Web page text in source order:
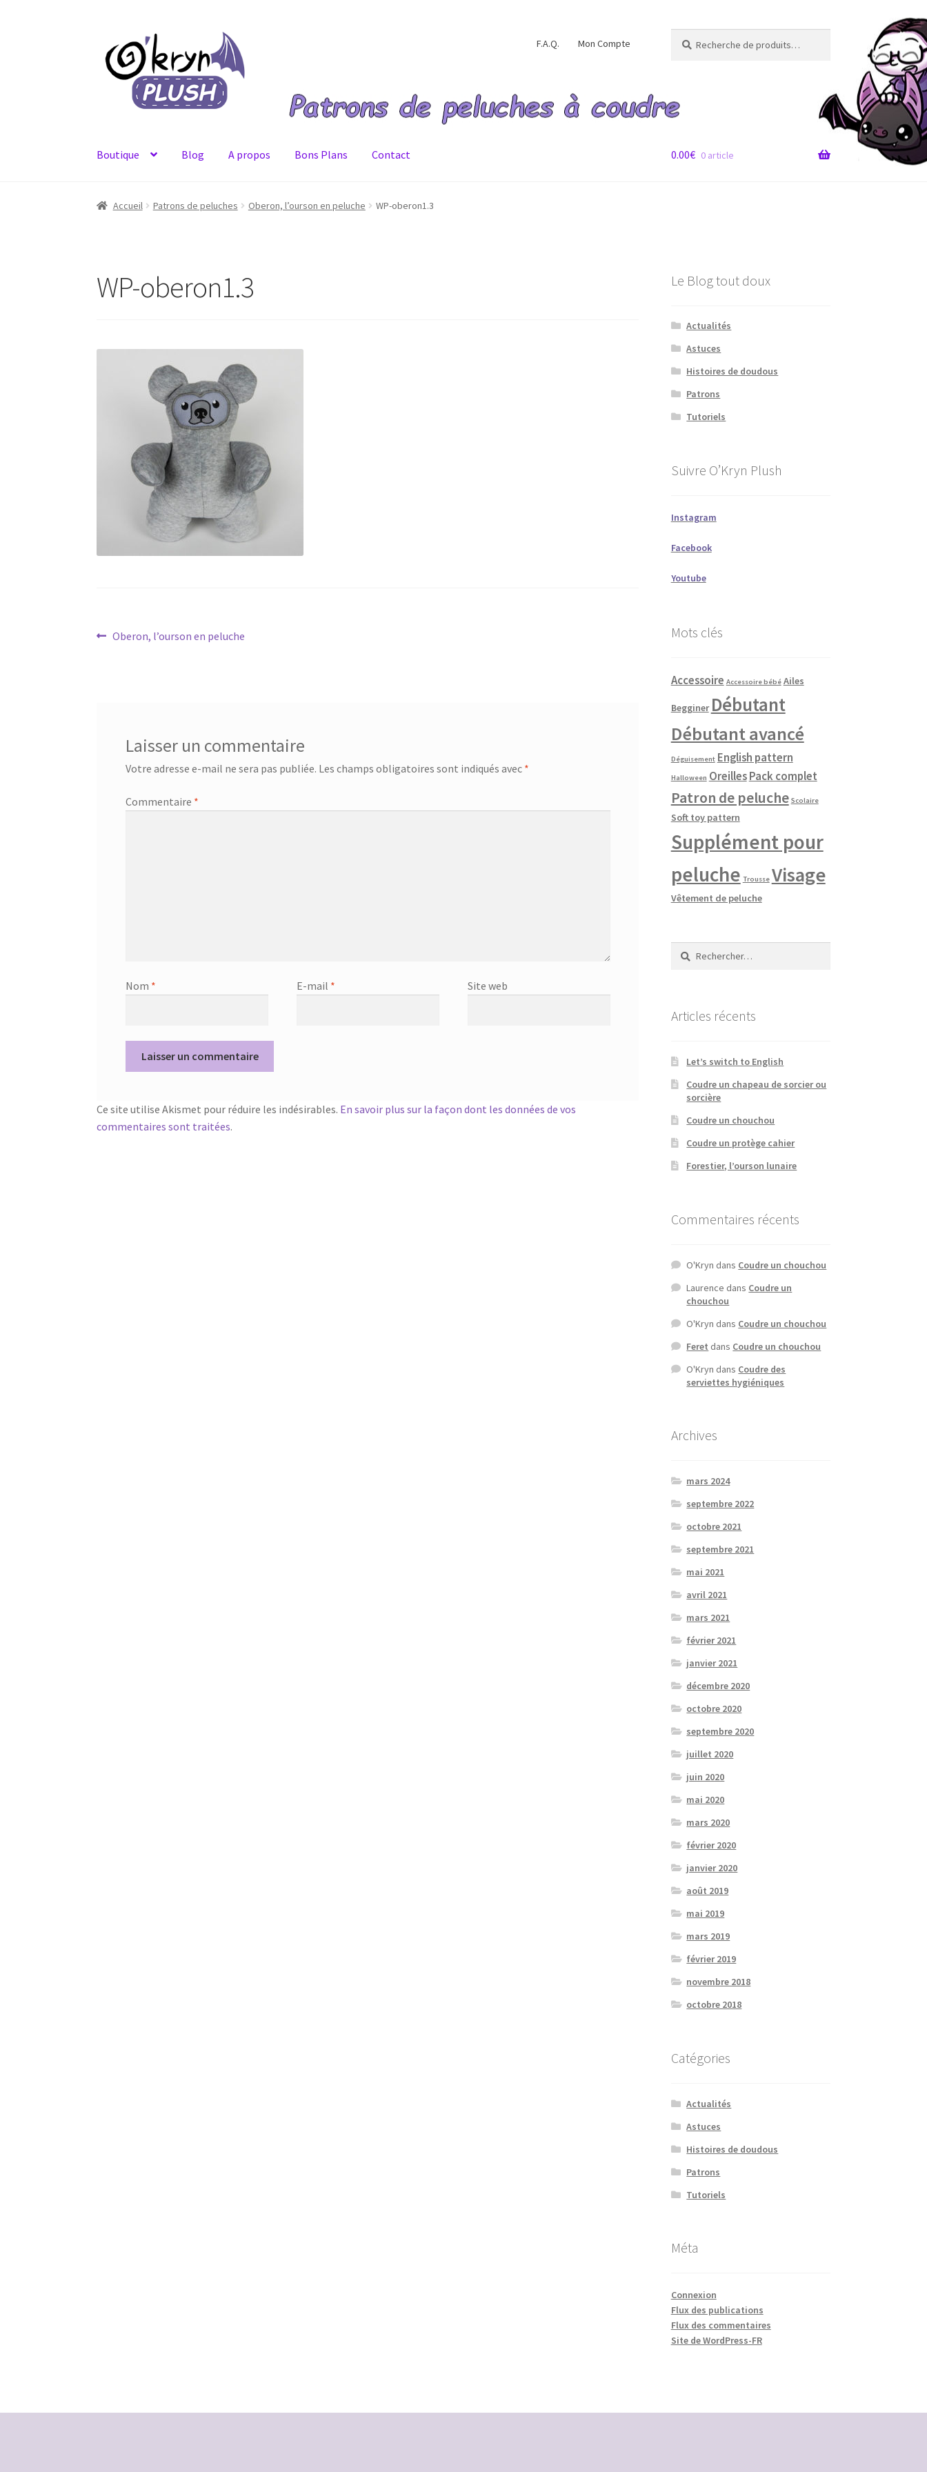
navigation
au
contenu
F.A.Q. Mon Compte
pour :
Boutique Blog A propos Bons Plans Contact
Accueil A propos Blog Bons Plans Boutique Commande validée Conditions générales de ventes
0.00€ 0 article
Accueil Patrons de peluches Oberon, l’ourson en peluche WP-oberon1.3
WP-oberon1.3
Navigation
Article
Oberon, l’ourson en peluche
Laisser un commentaire
Votre adresse e-mail ne sera pas publiée. Les champs obligatoires sont indiqués avec *
Commentaire *
Nom * E-mail * Site web
Ce site utilise Akismet pour réduire les indésirables. En savoir plus sur la façon dont les données de vos
commentaires sont traitées.
Le Blog tout doux
Actualités
Astuces
Histoires de doudous
Patrons
Tutoriels
Suivre O’Kryn Plush
Instagram
Facebook
Youtube
Mots clés
Accessoire Accessoire bébé Ailes
Begginer Débutant
Débutant avancé
Déguisement English pattern
Halloween Oreilles Pack complet
Patron de peluche Scolaire
Soft toy pattern
Supplément pour
peluche Trousse Visage
Vêtement de peluche
Rechercher :
Articles récents
Let’s switch to English
Coudre un chapeau de sorcier ou
sorcière
Coudre un chouchou
Coudre un protège cahier
Forestier, l’ourson lunaire
Commentaires récents
O'Kryn dans Coudre un chouchou
Laurence dans Coudre un
chouchou
O'Kryn dans Coudre un chouchou
Feret dans Coudre un chouchou
O'Kryn dans Coudre des
serviettes hygiéniques
Archives
mars 2024
septembre 2022
octobre 2021
septembre 2021
mai 2021
avril 2021
mars 2021
février 2021
janvier 2021
décembre 2020
octobre 2020
septembre 2020
juillet 2020
juin 2020
mai 2020
mars 2020
février 2020
janvier 2020
août 2019
mai 2019
mars 2019
février 2019
novembre 2018
octobre 2018
Catégories
Actualités
Astuces
Histoires de doudous
Patrons
Tutoriels
Méta
Connexion
Flux des publications
Flux des commentaires
Site de WordPress-FR